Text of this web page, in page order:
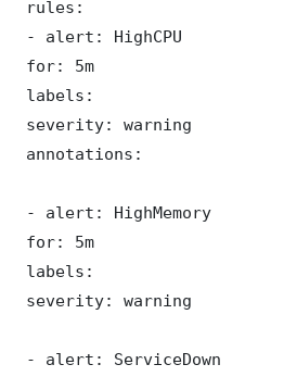
rules:
- alert: HighCPU
for: 5m
labels:
severity: warning
annotations:
- alert: HighMemory
for: 5m
labels:
severity: warning
- alert: ServiceDown